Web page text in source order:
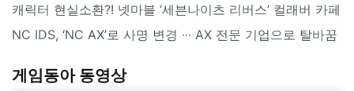
캐릭터 현실소환?! 넷마블 ‘세븐나이츠 리버스’ 컬래버 카페
NC IDS, ‘NC AX’로 사명 변경 ∙∙∙ AX 전문 기업으로 탈바꿈
게임동아 동영상